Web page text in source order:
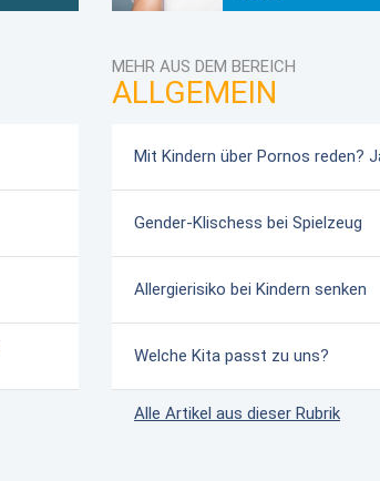
MEHR AUS DEM BEREICH
ALLGEMEIN
Mit Kindern über Pornos reden?
Gender-Klischess bei Spielzeug
Allergierisiko bei Kindern senken
Welche Kita passt zu uns?
Alle Artikel aus dieser Rubrik